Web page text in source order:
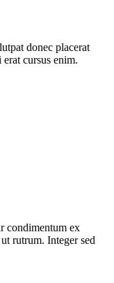
donec placerat
cursus enim.
condimentum ex
rutrum. Integer sed